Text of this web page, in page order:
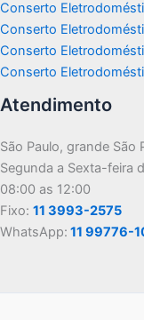
Conserto
Conserto
Conserto
Conserto
Atendimento
São Paulo, grande São
Segunda a Sexta-feira
08:00 as 12:00
Fixo: 11 3993-2575
WhatsApp: 11 99776-